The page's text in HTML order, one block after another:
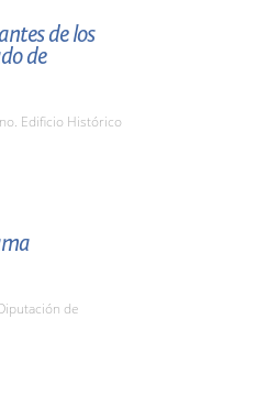
de los
de
Edificio Histórico
de